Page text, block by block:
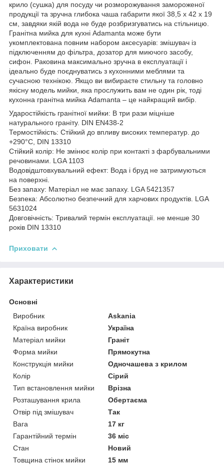
крило (сушка) для посуду чи розморожування замороженої
продукції та зручна глибока чаша габарити якої 38,5 х 42 х 19
см, завдяки якій вода не буде розбризгуватись на стільницю.
Гранітна мийка для кухні Аdamanta може бути
укомплектована повним набором аксесуарів: змішувач із
підключенням до фільтра, дозатор для миючого засобу,
сифон. Раковина максимально зручна в експлуатації і
ідеально буде поєднуватись з кухонними меблями та
сучасною технікою. Якщо ви вибираєте стильну та головно
якісну модель мийки, яка прослужить вам не один рік, тоді
кухонна гранітна мийка Аdamanta – це найкращий вибір.
Ударостійкість гранітної мийки: В три рази міцніше
натурального граніту. DIN EN438-2
Термостійкість: Стійкий до впливу високих температур. до
+290°C, DIN 13310
Стійкий колір: Не змінює колір при контакті з фарбувальними
речовинами. LGA 1103
Водовідштовхувальний ефект: Вода і бруд не затримуються
на поверхні.
Без запаху: Матеріал не має запаху. LGA 5421357
Безпека: Абсолютно безпечний для харчових продуктів. LGA
5631024
Довговічність: Тривалий термін експлуатації. не менше 30
років DIN 13310
Приховати
Характеристики
Основні
Виробник
Askania
Країна виробник
Україна
Матеріал мийки
Граніт
Форма мийки
Прямокутна
Конструкція мийки
Одночашева з крилом
Колір
Сірий
Тип встановлення мийки
Врізна
Розташування крила
Обертаєма
Отвір під змішувач
Так
Вага
17 кг
Гарантійний термін
36 міс
Стан
Новий
Товщина стінок мийки
15 мм